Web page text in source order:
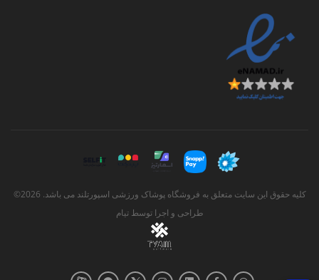
کلیه حقوق این سایت متعلق به فروشگاه پوشاک ورزشی اسپورتلند می باشد. 2026©
طراحی و اجرا توسطتیام